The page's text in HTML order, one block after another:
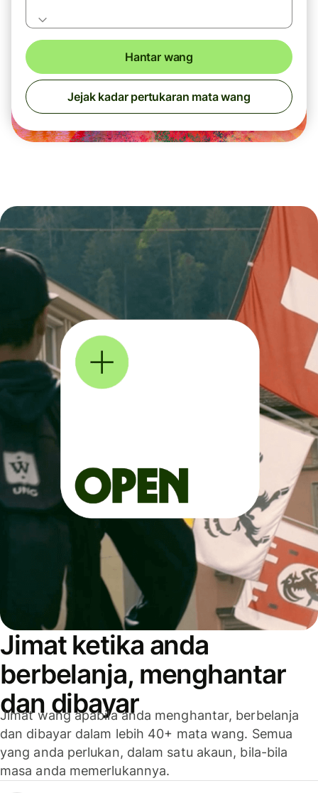
Hantar wang
Jejak kadar pertukaran mata wang
Jimat ketika anda
berbelanja, menghantar
dan dibayar
Jimat wang apabila anda menghantar, berbelanja
dan dibayar dalam lebih 40+ mata wang. Semua
yang anda perlukan, dalam satu akaun, bila-bila
masa anda memerlukannya.